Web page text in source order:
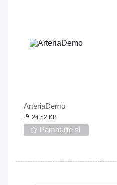
ArteriaDemo
24.52 KB
Pamatujte si